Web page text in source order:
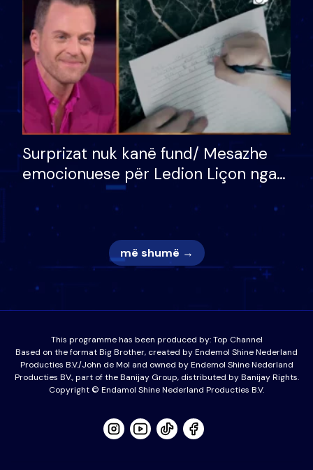
Surprizat nuk kanë fund/ Mesazhe
emocionuese për Ledion Liçon nga
nëna dhe fëmijët e tij, moderatori
nuk i mban dot lotët: Nuk meritoj…
më shumë →
This programme has been produced by:Top Channel
Based on the format Big Brother, created by Endemol Shine Nederland
Producties B.V./John de Mol and owned by Endemol Shine Nederland
Producties BV., part of the Banijay Group, distributed by Banijay Rights.
Copyright © Endamol Shine Nederland Producties B.V.